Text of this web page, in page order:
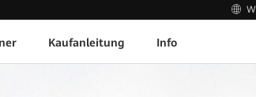
Kaufanleitung Info